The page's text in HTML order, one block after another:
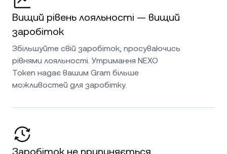
Вищий рівень лояльності — вищий
заробіток
Збільшуйте свій заробіток, просуваючись
рівнями лояльності. Утримання NEXO
Token надає вашим Gram більше
можливостей для заробітку.
Заробіток не припиняється